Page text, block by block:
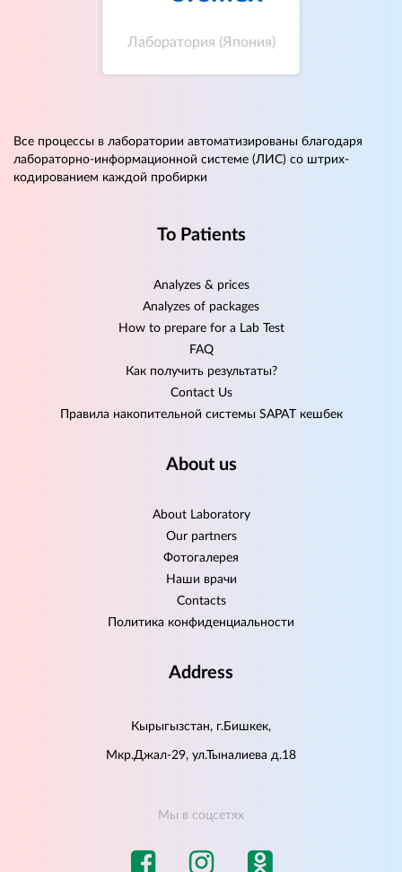
Лаборатория (Япония)
Все процессы в лаборатории автоматизированы благодаря
лабораторно-информационной системе (ЛИС) со штрих-
кодированием каждой пробирки
To Patients
Analyzes & prices
Analyzes of packages
How to prepare for a Lab Test
FAQ
Как получить результаты?
Contact Us
Правила накопительной системы SAPAT кешбек
About us
About Laboratory
Our partners
Фотогалерея
Наши врачи
Contacts
Политика конфиденциальности
Address
Кырыгызстан, г.Бишкек,
Мкр.Джал-29, ул.Тыналиева д.18
Мы в соцсетях